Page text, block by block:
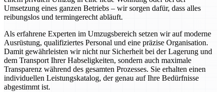
Umsetzung eines ganzen Betriebs – wir sorgen dafür, dass alles
reibungslos und termingerecht abläuft.
Als erfahrene Experten im Umzugsbereich setzen wir auf moderne
Ausrüstung, qualifiziertes Personal und eine präzise Organisation.
Damit gewährleisten wir nicht nur Sicherheit bei der Lagerung und
dem Transport Ihrer Habseligkeiten, sondern auch maximale
Transparenz während des gesamten Prozesses. Sie erhalten einen
individuellen Leistungskatalog, der genau auf Ihre Bedürfnisse
abgestimmt ist.